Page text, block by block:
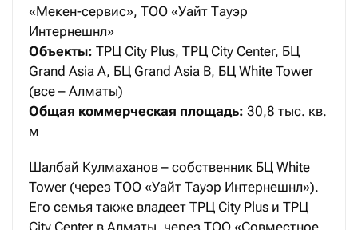
«Мекен-сервис», ТОО «Уайт Тауэр
Интернешнл»
Объекты: ТРЦ City Plus, ТРЦ City Center, БЦ
Grand Asia A, БЦ Grand Asia B, БЦ White Tower
(все – Алматы)
Общая коммерческая площадь: 30,8 тыс. кв.
м
Шалбай Кулмаханов – собственник БЦ White
Tower (через ТОО «Уайт Тауэр Интернешнл»).
Его семья также владеет ТРЦ City Plus и ТРЦ
City Center в Алматы, через ТОО «Совместное